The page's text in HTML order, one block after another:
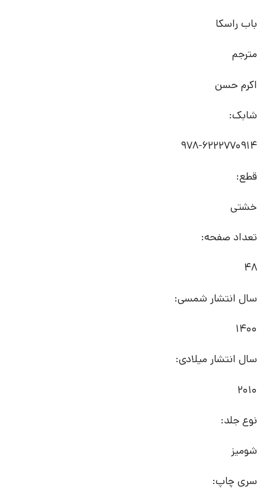
باب راسکا
مترجم
اکرم حسن
شابک:
978-6222770914
قطع:
خشتی
تعداد صفحه:
48
سال انتشار شمسی:
1400
سال انتشار میلادی:
2010
نوع جلد:
شومیز
سری چاپ: